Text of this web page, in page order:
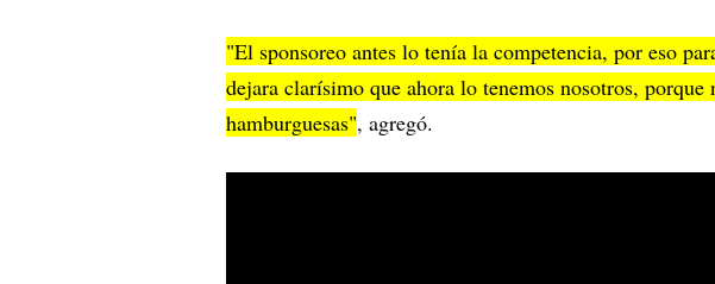
"El sponsoreo antes lo tenía la competencia, por eso
dejara clarísimo que ahora lo tenemos nosotros, porque
hamburguesas", agregó.